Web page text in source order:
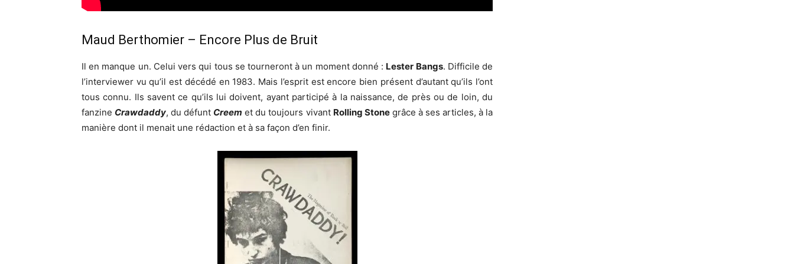
Maud Berthomier – Encore Plus de Bruit
Il en manque un. Celui vers qui tous se tourneront à un moment donné : Lester Bangs. Difficile de
l’interviewer vu qu’il est décédé en 1983. Mais l’esprit est encore bien présent d’autant qu’ils l’ont
tous connu. Ils savent ce qu’ils lui doivent, ayant participé à la naissance, de près ou de loin, du
fanzine Crawdaddy, du défunt Creem et du toujours vivant Rolling Stonegrâce à ses articles, à la
manière dont il menait une rédaction et à sa façon d’en finir.